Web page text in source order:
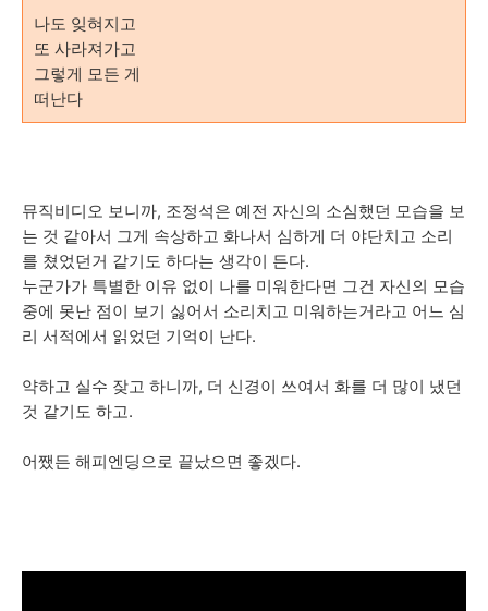
나도 잊혀지고
또 사라져가고
그렇게 모든 게
떠난다
뮤직비디오 보니까, 조정석은 예전 자신의 소심했던 모습을 보
는 것 같아서 그게 속상하고 화나서 심하게 더 야단치고 소리
를 쳤었던거 같기도 하다는 생각이 든다.
누군가가 특별한 이유 없이 나를 미워한다면 그건 자신의 모습
중에 못난 점이 보기 싫어서 소리치고 미워하는거라고 어느 심
리 서적에서 읽었던 기억이 난다.
약하고 실수 잦고 하니까, 더 신경이 쓰여서 화를 더 많이 냈던
것 같기도 하고.
어쨌든 해피엔딩으로 끝났으면 좋겠다.